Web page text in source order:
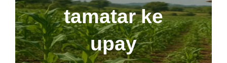
tamatar ke
upay